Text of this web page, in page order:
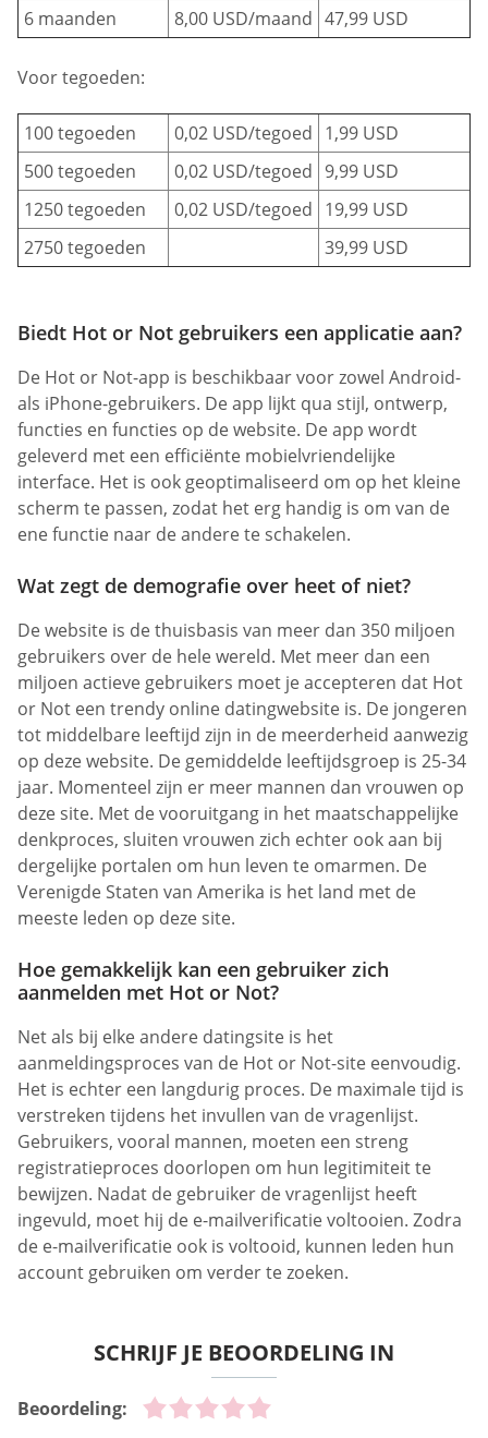
6 maanden 8,00 USD/maand 47,99 USD
Voor tegoeden:
100 tegoeden 0,02 USD/tegoed 1,99 USD
500 tegoeden
0,02 USD/tegoed 9,99 USD
1250 tegoeden
0,02 USD/tegoed 19,99 USD
2750 tegoeden
39,99 USD
Biedt Hot or Not gebruikers een applicatie aan?
De Hot or Not-app is beschikbaar voor zowel Android-
als iPhone-gebruikers. De app lijkt qua stijl, ontwerp,
functies en functies op de website. De app wordt
geleverd met een efficiënte mobielvriendelijke
interface. Het is ook geoptimaliseerd om op het kleine
scherm te passen, zodat het erg handig is om van de
ene functie naar de andere te schakelen.
Wat zegt de demografie over heet of niet?
De website is de thuisbasis van meer dan 350 miljoen
gebruikers over de hele wereld. Met meer dan een
miljoen actieve gebruikers moet je accepteren dat Hot
or Not een trendy online datingwebsite is. De jongeren
tot middelbare leeftijd zijn in de meerderheid aanwezig
op deze website. De gemiddelde leeftijdsgroep is 25-34
jaar. Momenteel zijn er meer mannen dan vrouwen op
deze site. Met de vooruitgang in het maatschappelijke
denkproces, sluiten vrouwen zich echter ook aan bij
dergelijke portalen om hun leven te omarmen. De
Verenigde Staten van Amerika is het land met de
meeste leden op deze site.
Hoe gemakkelijk kan een gebruiker zich
aanmelden met Hot or Not?
Net als bij elke andere datingsite is het
aanmeldingsproces van de Hot or Not-site eenvoudig.
Het is echter een langdurig proces. De maximale tijd is
verstreken tijdens het invullen van de vragenlijst.
Gebruikers, vooral mannen, moeten een streng
registratieproces doorlopen om hun legitimiteit te
bewijzen. Nadat de gebruiker de vragenlijst heeft
ingevuld, moet hij de e-mailverificatie voltooien. Zodra
de e-mailverificatie ook is voltooid, kunnen leden hun
account gebruiken om verder te zoeken.
SCHRIJF JE BEOORDELING IN
Beoordeling: